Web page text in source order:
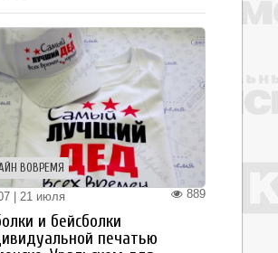
ВОВРЕМЯ
889
| 21 июля
и бейсболки
печатью